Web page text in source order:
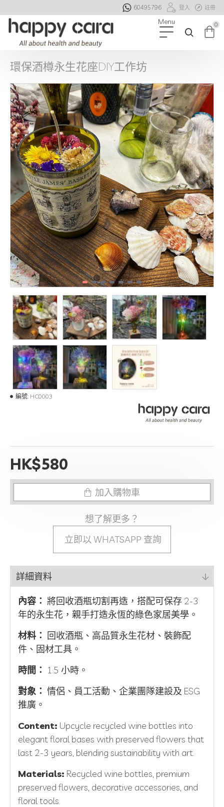
60495796 登入 註冊
0
環保酒樽永生花座DIY工作坊
HK$580
編號: HC0003
加入購物車
想了解更多？
立即以 WHATSAPP 查詢
詳細資料
內容： 將回收酒瓶切割再造，搭配可保存 2-3
年的永生花，親手打造永恆的綠色家居美學。
材料： 回收酒瓶、高品質永生花材、裝飾配
件、固材工具。
時間： 1.5 小時。
對象： 情侶、員工活動、企業團隊建設及 ESG
推廣。
Content: Upcycle recycled wine bottles into
elegant floral bases with preserved flowers that
last 2-3 years, blending sustainability with art.
Materials: Recycled wine bottles, premium
preserved flowers, decorative accessories, and
floral tools.